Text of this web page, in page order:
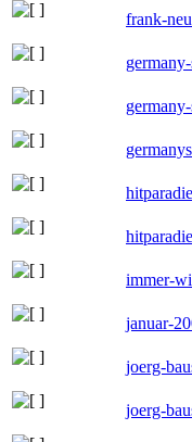
frank-
immer-
januar-
joerg-
joerg-